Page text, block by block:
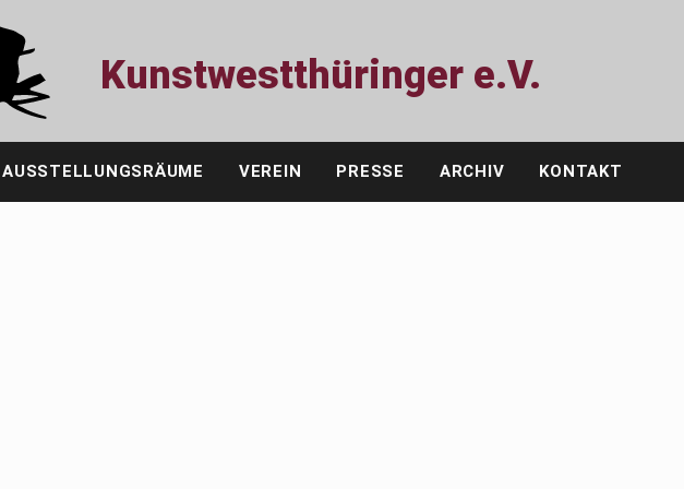
Kunstwestthüringer e.V.
AUSSTELLUNGSRÄUME VEREIN PRESSE ARCHIV KONTAKT